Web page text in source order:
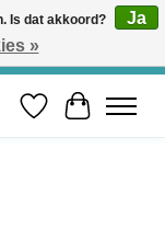
| Professioneel slaapadvies
Verlanglijst
Is dat akkoord?
Ja
»